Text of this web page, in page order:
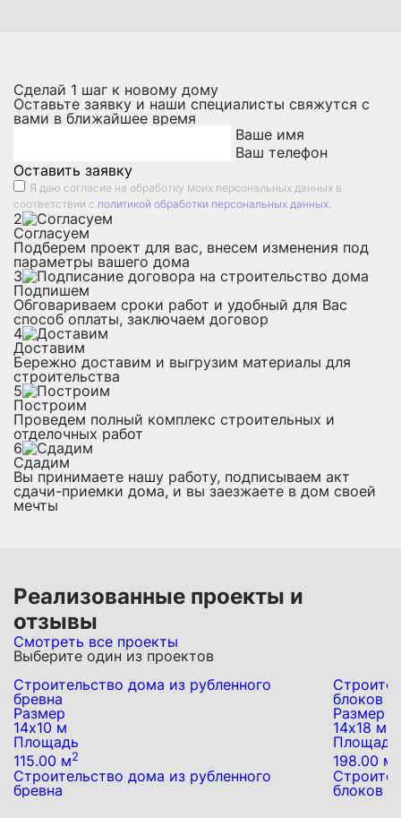
Сделай 1 шаг к новому дому
Оставьте заявку и наши специалисты свяжутся с
вами в ближайшее время
Ваше имя
Ваш телефон
Оставить заявку
Я даю согласие на обработку моих персональных данных в
соответствии с политикой обработки персональных данных.
2
Согласуем
Подберем проект для вас, внесем изменения под
параметры вашего дома
3
Подпишем
Обговариваем сроки работ и удобный для Вас
способ оплаты, заключаем договор
4
Доставим
Бережно доставим и выгрузим материалы для
строительства
5
Построим
Проведем полный комплекс строительных и
отделочных работ
6
Сдадим
Вы принимаете нашу работу, подписываем акт
сдачи-приемки дома, и вы заезжаете в дом своей
мечты
Реализованные проекты и
отзывы
Смотреть все проекты
Выберите один из проектов
Строительство дома из рубленного
бревна
Размер
14х10 м
Площадь
115.00 м2
Строительство дома из рубленного
бревна
блоков
Размер
14х18 м
Площадь
198.00 м
блоков